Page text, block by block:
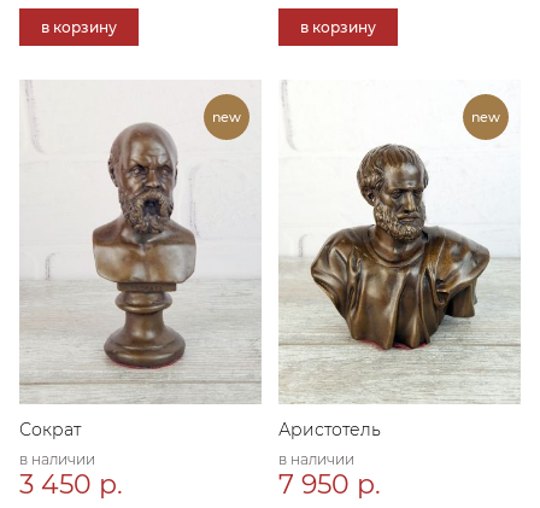
в корзину в корзину
Сократ
в наличии
3 450 р.
Аристотель
в наличии
7 950 р.